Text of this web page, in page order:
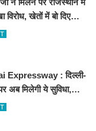
न मिलने पर राजस्थान में
विरोध, खेतों में बो दिए
वीडियो वायरल
Expressway : दिल्ली-
अब मिलेगी ये सुविधा,
से तुरंत घायल पहुंचेगा